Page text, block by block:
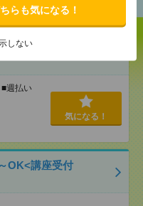
らも気になる！
しない
んのお散歩付き添
週払い
気になる！
OK<講座受付